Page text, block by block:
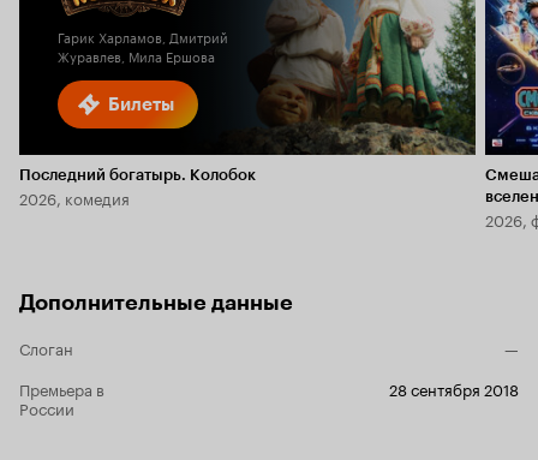
Билеты
Гарик Харламов, Дмитрий
Журавлев, Мила Ершова
Последний богатырь. Колобок
2026, комедия
2026,
Дополнительные данные
Слоган
—
Премьера в
России
28 сентября 2018